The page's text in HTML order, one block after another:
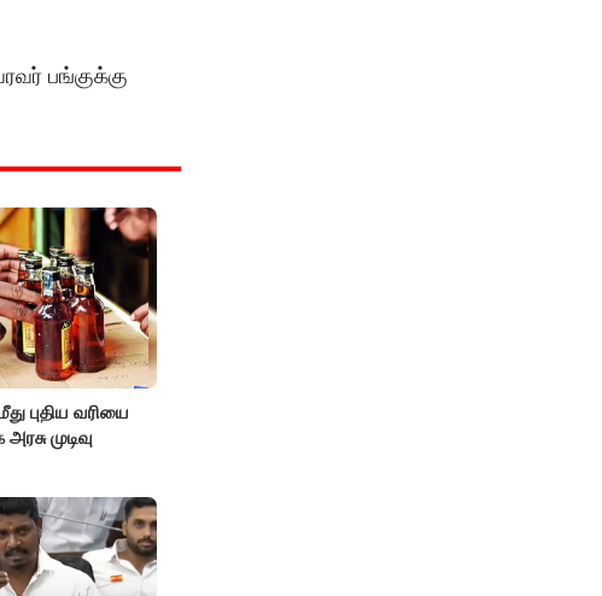
பங்குக்கு
புதிய வரியை
முடிவு